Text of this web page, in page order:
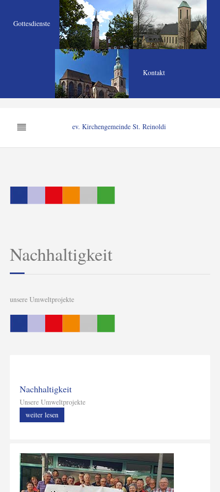
Gottesdienste
Kontakt
ev. Kirchengemeinde St. Reinoldi
Nachhaltigkeit
unsere Umweltprojekte
Nachhaltigkeit
Unsere Umweltprojekte
weiter lesen